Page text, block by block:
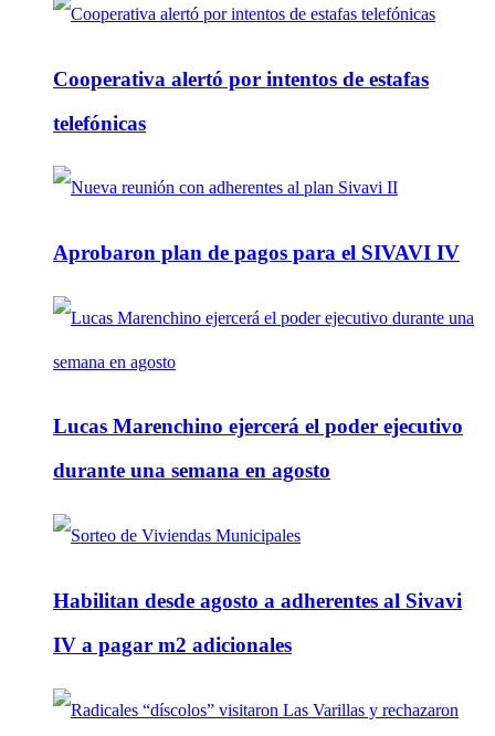
Cooperativa alertó por intentos de estafas
telefónicas
Aprobaron plan de pagos para el SIVAVI IV
Lucas Marenchino ejercerá el poder ejecutivo
durante una semana en agosto
Habilitan desde agosto a adherentes al Sivavi
IV a pagar m2 adicionales